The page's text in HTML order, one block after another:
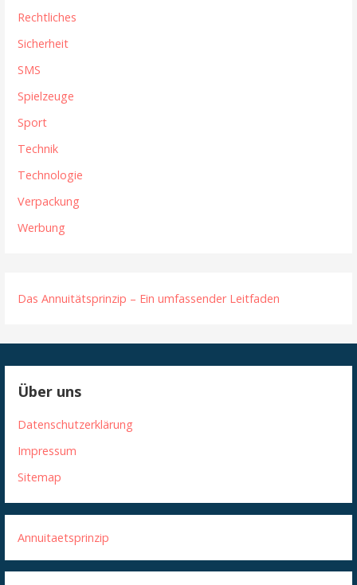
Rechtliches
Sicherheit
SMS
Spielzeuge
Sport
Technik
Technologie
Verpackung
Werbung
Das Annuitätsprinzip – Ein umfassender Leitfaden
Über uns
Datenschutzerklärung
Impressum
Sitemap
Annuitaetsprinzip